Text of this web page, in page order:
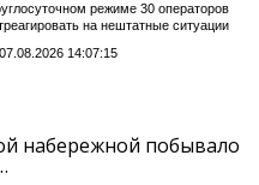
режиме 30 операторов
на нештатные ситуации
14:07:15
набережной побывало